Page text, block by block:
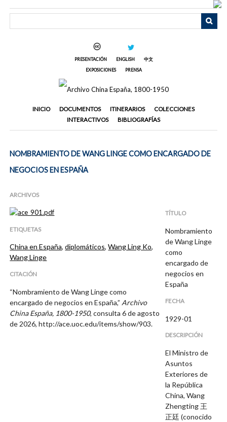
PRESENTACIÓN ENGLISH
中文
EXPOSICIONES
PRENSA
INICIO DOCUMENTOS ITINERARIOS
COLECCIONES
INTERACTIVOS
BIBLIOGRAFÍAS
NOMBRAMIENTO DE WANG LINGE COMO ENCARGADO DE
NEGOCIOS EN ESPAÑA
ARCHIVOS
ETIQUETAS
China en España,diplomáticos,Wang Ling Ko,
Wang Linge
CITACIÓN
“Nombramiento de Wang Linge como
encargado de negocios en España,” Archivo
China España, 1800-1950, consulta 6 de agosto
de 2026,http://ace.uoc.edu/items/show/903.
TÍTULO
Nombramiento
de Wang Linge
como
encargado de
negocios en
España
FECHA
1929-01
DESCRIPCIÓN
El Ministro de
Asuntos
Exteriores de
la República
China, Wang
Zhengting 王
正廷 (conocido